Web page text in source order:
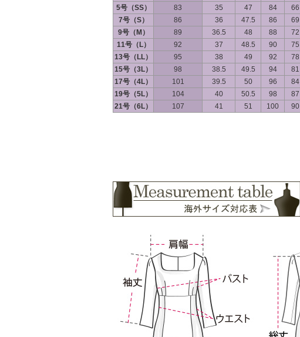
5号（SS）
83 35 47 84 66
7号（S）
86 36 47.5 86 69
9号（M）
89 36.5 48 88 72
11号（L）
92 37 48.5 90 75
13号（LL）
95 38 49 92 78
15号（3L）
98 38.5 49.5 94 81
17号（4L）
101 39.5 50 96 84
19号（5L）
104 40 50.5 98 87
21号（6L）
107 41 51 100 90